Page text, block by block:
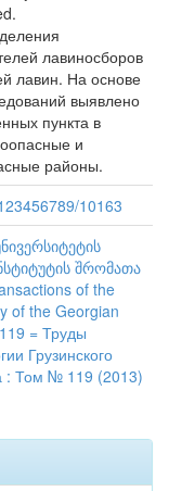
лавиносборов
лавин. На основе
выявлено
пункта в
и
районы.
10163
შრომათა
of the
of the Georgian
= Труды
Грузинского
: Том № 119 (2013)